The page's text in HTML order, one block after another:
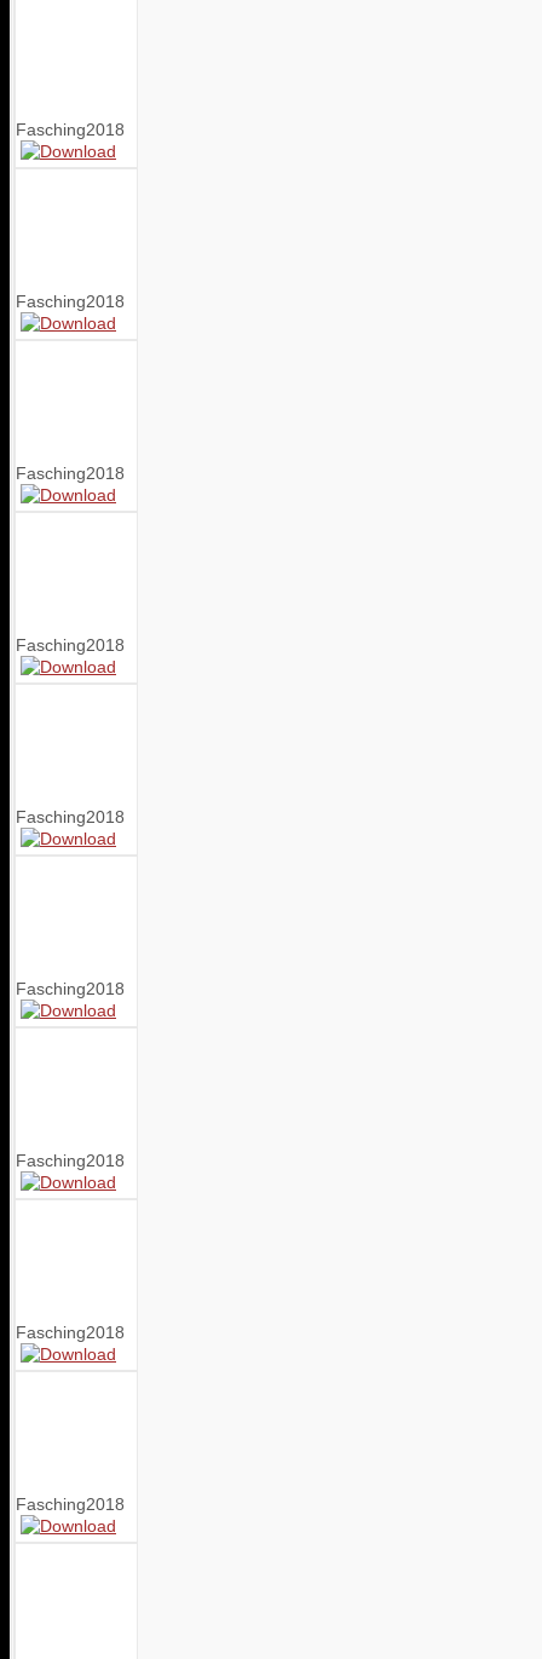
Fasching2018
Fasching2018
Fasching2018
Fasching2018
Fasching2018
Fasching2018
Fasching2018
Fasching2018
Fasching2018